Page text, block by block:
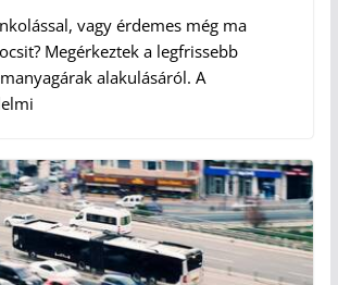
vagy érdemes még ma
Megérkeztek a legfrissebb
alakulásáról. A